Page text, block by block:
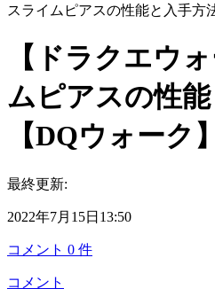
スライムピアスの性能と入手方
【ドラクエウ
ムピアスの性
【DQウォーク】
最終更新:
2022年7月15日13:50
コメント 0 件
コメント